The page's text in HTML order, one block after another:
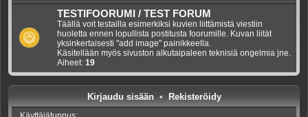
TESTIFOORUMI / TEST FORUM
Täällä voit testailla esimerkiksi kuvien liittämistä viestiin
huoletta ennen lopullista postitusta foorumille. Kuvan liität
yksinkertaisesti "add image" painikkeella.
Käsitellään myös sivuston alkutaipaleen teknisiä ongelmia jne.
Aiheet: 19
Kirjaudu sisään• Rekisteröidy